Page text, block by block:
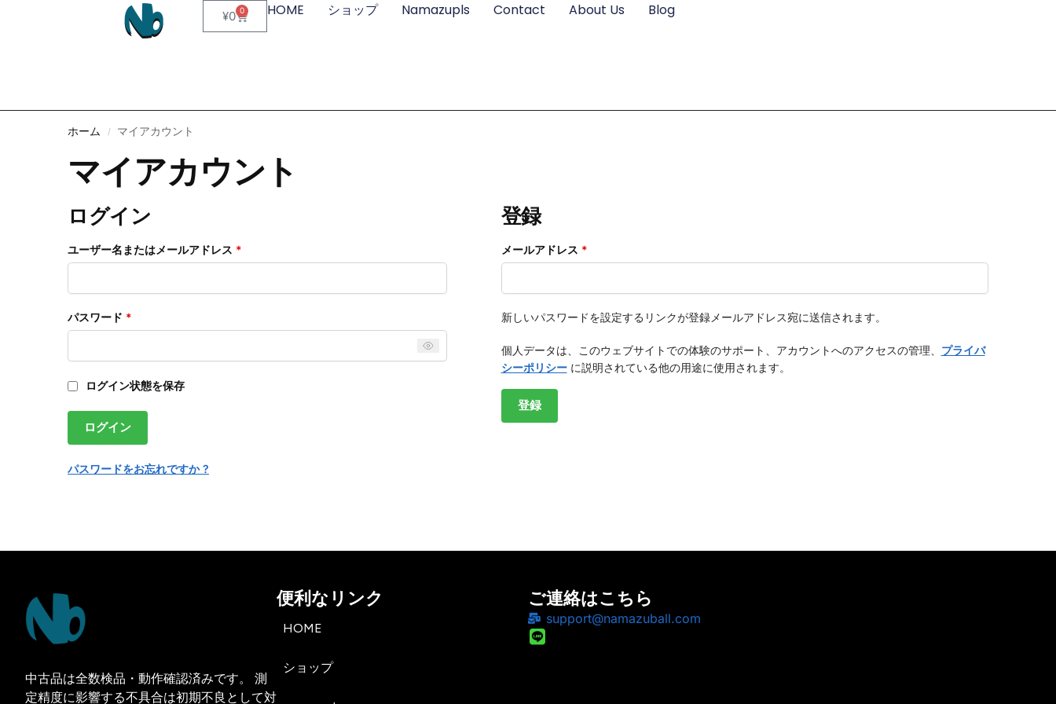
¥0 0 HOME ショップ Namazupls Contact About Us Blog
ホーム / マイアカウント
マイアカウント
ログイン
ユーザー名またはメールアドレス *
パスワード *
ログイン状態を保存
ログイン
パスワードをお忘れですか ?
登録
メールアドレス *
新しいパスワードを設定するリンクが登録メールアドレス宛に送信されます。
個人データは、このウェブサイトでの体験のサポート、アカウントへのアクセスの管理、 プライバ
シーポリシーに説明されている他の用途に使用されます。
登録
中古品は全数検品・動作確認済みです。 測
定精度に影響する不具合は初期不良として対
便利なリンク
HOME
ショップ
ご連絡はこちら
support@namazuball.com